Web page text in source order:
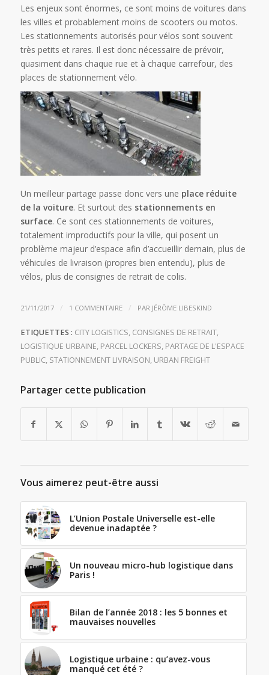
Les enjeux sont énormes, ce sont moins de voitures dans
les villes et probablement moins de scooters ou motos.
Les stationnements autorisés pour vélos sont souvent
très petits et rares. Il est donc nécessaire de prévoir,
quasiment dans chaque rue et à chaque carrefour, des
places de stationnement vélo.
Un meilleur partage passe donc vers une place réduite
de la voiture. Et surtout des stationnements en
surface. Ce sont ces stationnements de voitures,
totalement improductifs pour la ville, qui posent un
problème majeur d’espace afin d’accueillir demain, plus de
véhicules de livraison (propres bien entendu), plus de
vélos, plus de consignes de retrait de colis.
21/11/2017 / 1 COMMENTAIRE / PAR JÉRÔME LIBESKIND
ETIQUETTES : CITY LOGISTICS, CONSIGNES DE RETRAIT,
LOGISTIQUE URBAINE, PARCEL LOCKERS, PARTAGE DE L'ESPACE
PUBLIC, STATIONNEMENT LIVRAISON, URBAN FREIGHT
Partager cette publication
Vous aimerez peut-être aussi
L’Union Postale Universelle est-elle
devenue inadaptée ?
Un nouveau micro-hub logistique dans
Paris !
Bilan de l’année 2018 : les 5 bonnes et
mauvaises nouvelles
Logistique urbaine : qu’avez-vous
manqué cet été ?